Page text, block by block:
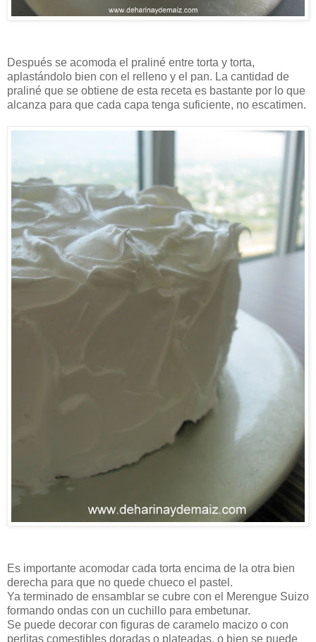
Después se acomoda el praliné entre torta y torta,
aplastándolo bien con el relleno y el pan. La cantidad de
praliné que se obtiene de esta receta es bastante por lo que
alcanza para que cada capa tenga suficiente, no escatimen.
Es importante acomodar cada torta encima de la otra bien
derecha para que no quede chueco el pastel.
Ya terminado de ensamblar se cubre con el Merengue Suizo
formando ondas con un cuchillo para embetunar.
Se puede decorar con figuras de caramelo macizo o con
perlitas comestibles doradas o plateadas, o bien se puede